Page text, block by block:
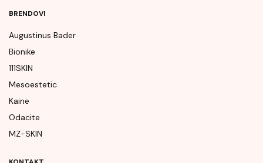
BRENDOVI
Augustinus Bader
Bionike
111SKIN
Mesoestetic
Kaine
Odacite
MZ-SKIN